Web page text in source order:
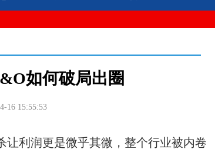
如何破局出圈
16 15:55:53
利润更是微乎其微，整个行业被内卷